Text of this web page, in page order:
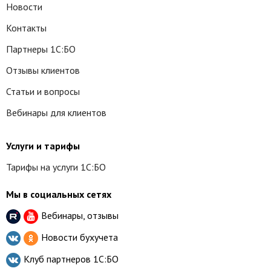
Новости
Контакты
Партнеры 1С:БО
Отзывы клиентов
Статьи и вопросы
Вебинары для клиентов
Услуги и тарифы
Тарифы на услуги 1С:БО
Мы в социальных сетях
Вебинары, отзывы
Новости бухучета
Клуб партнеров 1С:БО